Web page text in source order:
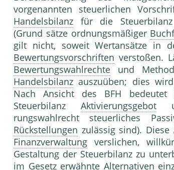
vorgenannten steuerlichen
Handelsbilanz für die Steuerbilanz
(Grund sätze ordnungsmäßiger
gilt nicht, soweit Wertansätze in
Bewertungsvorschriften verstoßen.
Bewertungswahlrechte und
Handelsbilanz auszuüben; dies
Nach Ansicht des BFH bedeutet
Steuerbilanz Aktivierungsgebot
rungswahlrecht steuerliches
Rückstellungen zulässig sind).
Finanzverwaltung verslichen,
Gestaltung der Steuerbilanz zu
im Gesetz erwähnte Alternativen